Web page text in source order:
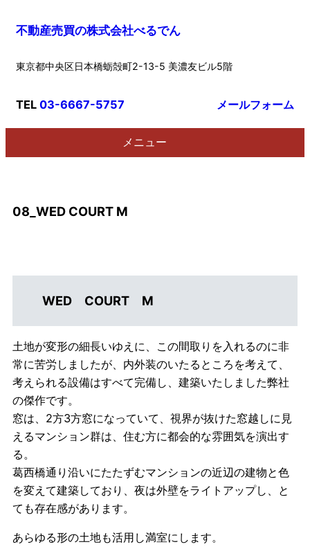
不動産売買の株式会社べるでん
東京都中央区日本橋蛎殻町2-13-5 美濃友ビル5階
TEL 03-6667-5757 メールフォーム
メニュー
08_WED COURT M
WED COURT M
土地が変形の細長いゆえに、この間取りを入れるのに非
常に苦労しましたが、内外装のいたるところを考えて、
考えられる設備はすべて完備し、建築いたしました弊社
の傑作です。
窓は、2方3方窓になっていて、視界が抜けた窓越しに見
えるマンション群は、住む方に都会的な雰囲気を演出す
る。
葛西橋通り沿いにたたずむマンションの近辺の建物と色
を変えて建築しており、夜は外壁をライトアップし、と
ても存在感があります。
あらゆる形の土地も活用し満室にします。